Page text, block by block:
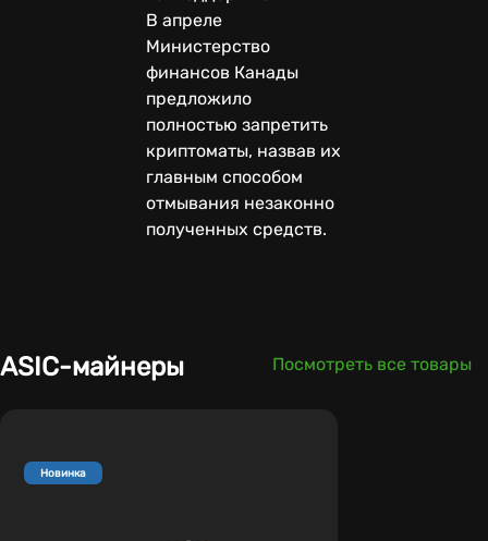
В апреле
Министерство
финансов Канады
предложило
полностью запретить
криптоматы, назвав их
главным способом
отмывания незаконно
полученных средств.
ASIC-майнеры Посмотреть все товары
Новинка